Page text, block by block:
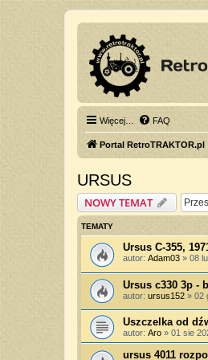
Więcej… FAQ
Portal RetroTRAKTOR.pl
URSUS
NOWY TEMAT
TEMATY
Ursus C-355,
autor: Adam03 » 08
Ursus c330 3p -
autor: ursus152 » 02
Uszczelka od
autor: Aro » 01 sie
ursus 4011